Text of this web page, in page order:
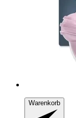
Warenkorb